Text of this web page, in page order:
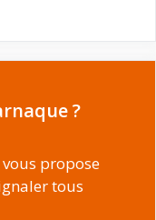
?
propose
tous